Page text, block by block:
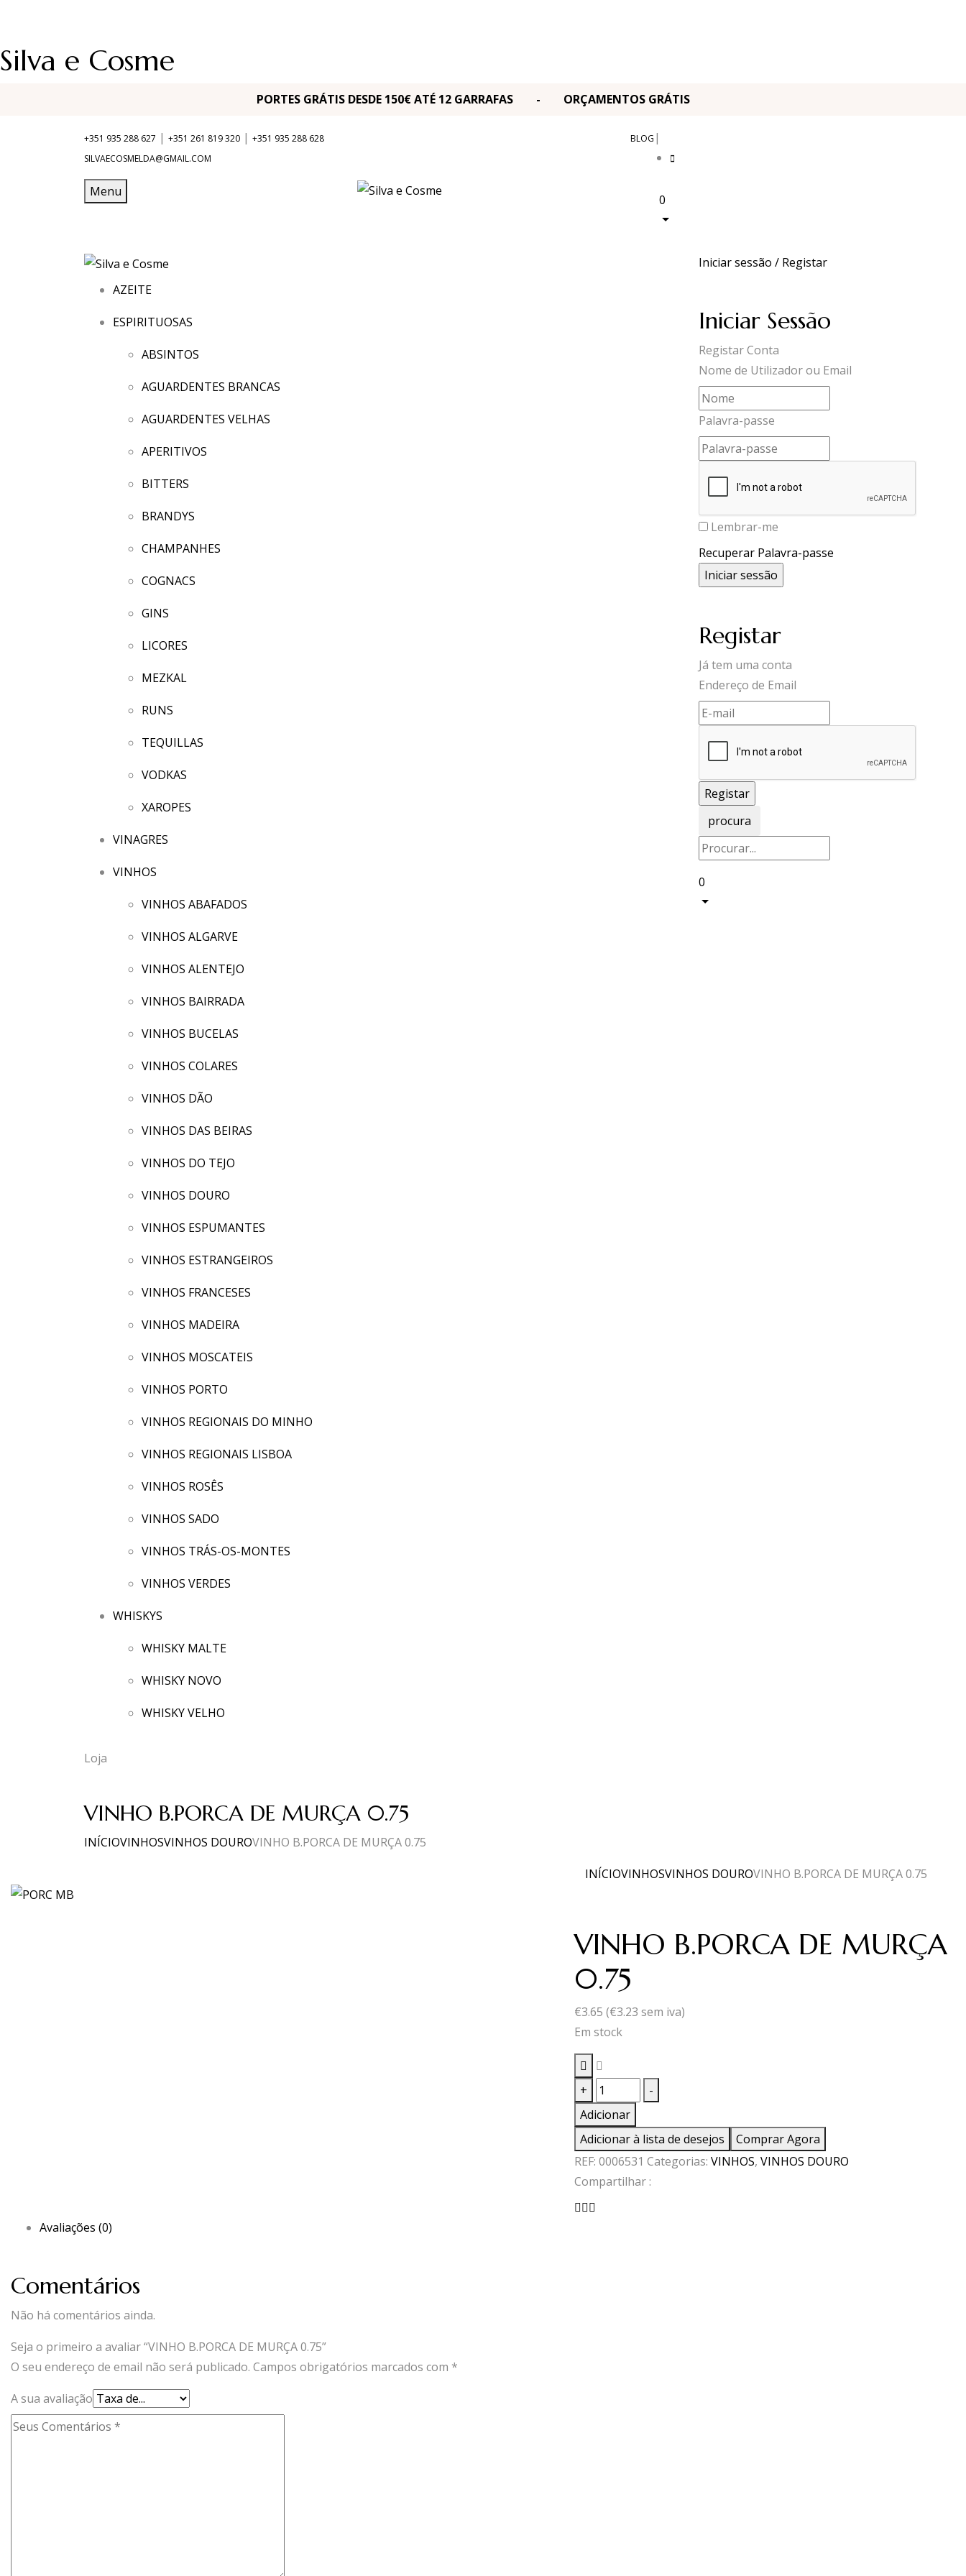
Silva e Cosme
PORTES GRÁTIS DESDE 150€ ATÉ 12 GARRAFAS - ORÇAMENTOS GRÁTIS
+351 935 288 627 | +351 261 819 320 | +351 935 288 628
SILVAECOSMELDA@GMAIL.COM
BLOG |
Menu
0
AZEITE
ESPIRITUOSAS
ABSINTOS
AGUARDENTES BRANCAS
AGUARDENTES VELHAS
APERITIVOS
BITTERS
BRANDYS
CHAMPANHES
COGNACS
GINS
LICORES
MEZKAL
RUNS
TEQUILLAS
VODKAS
XAROPES
VINAGRES
VINHOS
VINHOS ABAFADOS
VINHOS ALGARVE
VINHOS ALENTEJO
VINHOS BAIRRADA
VINHOS BUCELAS
VINHOS COLARES
VINHOS DÃO
VINHOS DAS BEIRAS
VINHOS DO TEJO
VINHOS DOURO
VINHOS ESPUMANTES
VINHOS ESTRANGEIROS
VINHOS FRANCESES
VINHOS MADEIRA
VINHOS MOSCATEIS
VINHOS PORTO
VINHOS REGIONAIS DO MINHO
VINHOS REGIONAIS LISBOA
VINHOS ROSÊS
VINHOS SADO
VINHOS TRÁS-OS-MONTES
VINHOS VERDES
WHISKYS
WHISKY MALTE
WHISKY NOVO
WHISKY VELHO
Iniciar sessão / Registar
Iniciar Sessão
Registar Conta
Nome de Utilizador ou Email
Palavra-passe
Lembrar-me
Recuperar Palavra-passe
Registar
Já tem uma conta
Endereço de Email
procura
0
Loja
VINHO B.PORCA DE MURÇA 0.75
INÍCIOVINHOSVINHOS DOUROVINHO B.PORCA DE MURÇA 0.75
INÍCIOVINHOSVINHOS DOUROVINHO B.PORCA DE MURÇA 0.75
VINHO B.PORCA DE MURÇA
0.75
€3.65 (€3.23 sem iva)
Em stock
+
Quantidade
de
VINHO
B.PORCA
DE
MURÇA
-
Adicionar
Adicionar à lista de desejos
Comprar Agora
REF: 0006531 Categorias: VINHOS, VINHOS DOURO
Compartilhar :
Avaliações (0)
Comentários
Não há comentários ainda.
Seja o primeiro a avaliar “VINHO B.PORCA DE MURÇA 0.75”
O seu endereço de email não será publicado. Campos obrigatórios marcados com *
A sua avaliação